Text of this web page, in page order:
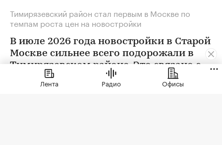
Тимирязевский район стал первым в Москве по
темпам роста цен на новостройки
В июле 2026 года новостройки в Старой
Москве сильнее всего подорожали в
Тимирязевском районе. Это связано с
появлением в экспозиции нового
проекта бизнес-класса
Лента Радио Офисы